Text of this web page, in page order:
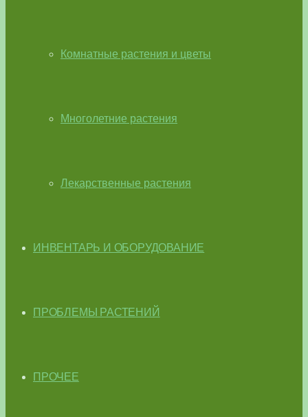
Комнатные растения и цветы
Многолетние растения
Лекарственные растения
ИНВЕНТАРЬ И ОБОРУДОВАНИЕ
ПРОБЛЕМЫ РАСТЕНИЙ
ПРОЧЕЕ